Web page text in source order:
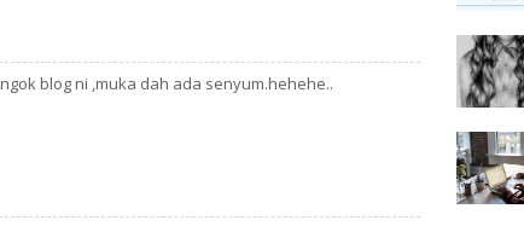
blog ni ,muka dah ada senyum.hehehe..